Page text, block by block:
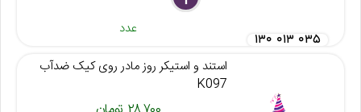
عدد
۱۳۰ ۰۱۳ ۰۳۵
استند و استیکر روز مادر روی کیک ضدآب
K097